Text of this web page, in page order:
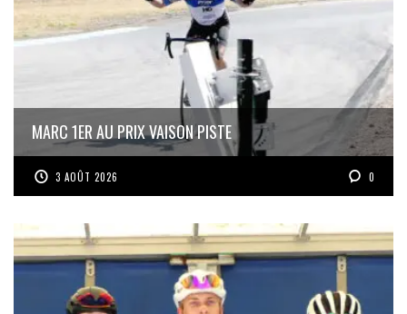
MARC 1ER AU PRIX VAISON PISTE
3 AOÛT 2026 0